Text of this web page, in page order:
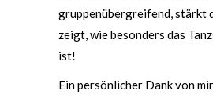
gruppenübergreifend, stärkt
zeigt, wie besonders das
ist!
Ein persönlicher Dank von